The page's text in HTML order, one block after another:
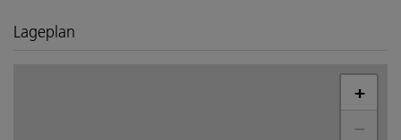
Lageplan
+
−